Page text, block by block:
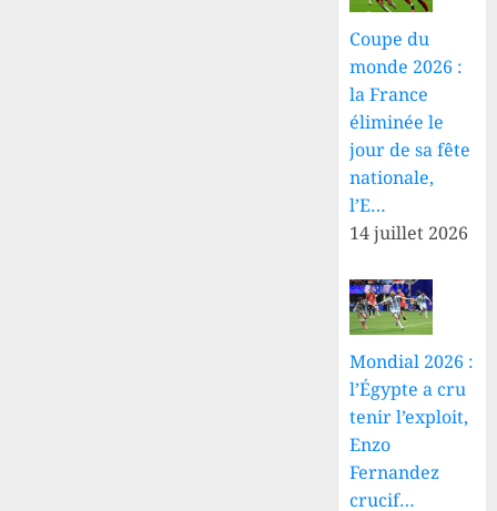
Coupe du
monde 2026 :
la France
éliminée le
jour de sa fête
nationale,
l’E…
14 juillet 2026
Mondial 2026 :
l’Égypte a cru
tenir l’exploit,
Enzo
Fernandez
crucif…